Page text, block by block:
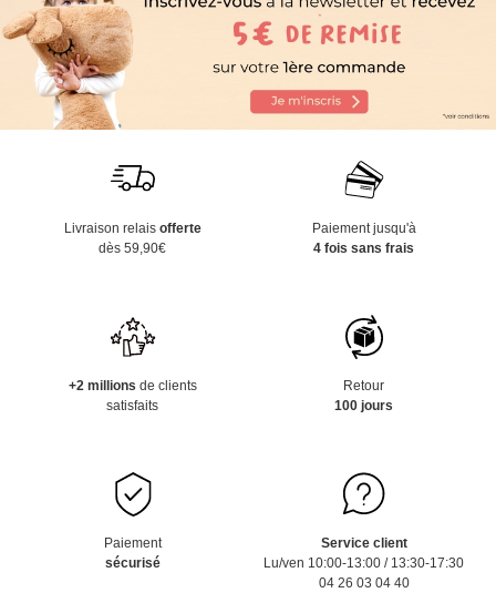
Livraison relais offerte
dès 59,90€
Paiement jusqu'à
4 fois sans frais
+2 millions de clients
satisfaits
Retour
100 jours
Paiement
sécurisé
Service client
Lu/ven 10:00-13:00 / 13:30-17:30
04 26 03 04 40